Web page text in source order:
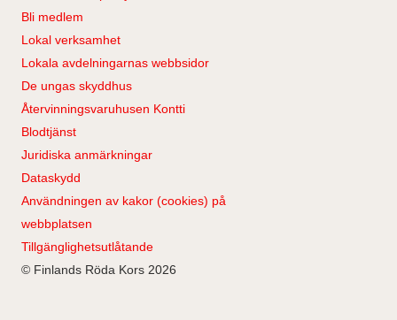
Bli medlem
Lokal verksamhet
Lokala avdelningarnas webbsidor
De ungas skyddhus
Återvinningsvaruhusen Kontti
Blodtjänst
Juridiska anmärkningar
Dataskydd
Användningen av kakor (cookies) på
webbplatsen
Tillgänglighetsutlåtande
© Finlands Röda Kors 2026